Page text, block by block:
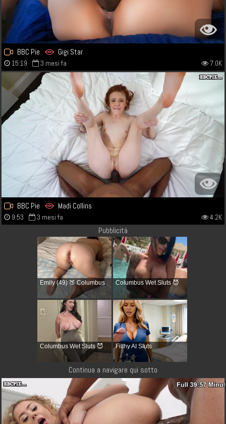
BBC Pie Gigi Star
15:19 3 mesi fa 7.0K
BBC Pie Madi Collins
9:53 3 mesi fa 4.2K
Pubblicità
Emily (49) 🍑 Columbus Columbus Wet Sluts 😈
Columbus Wet Sluts 😈 Filthy AI Sluts
Continua a navigare qui sotto